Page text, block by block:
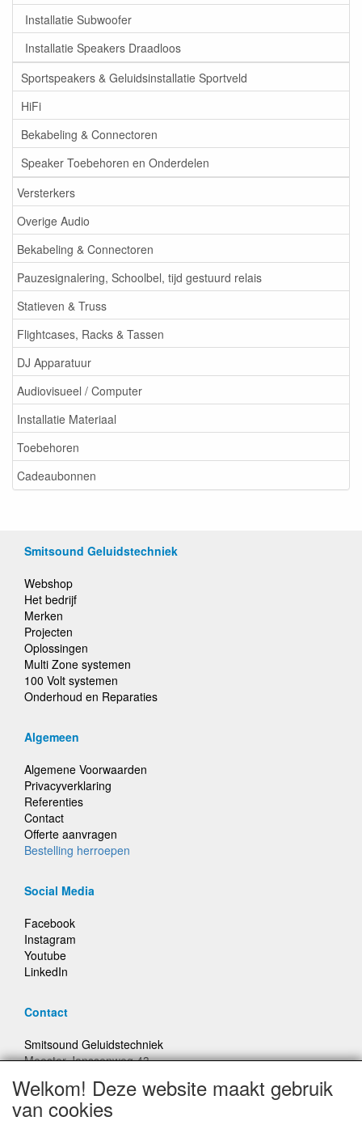
Installatie Subwoofer
Installatie Speakers Draadloos
Sportspeakers & Geluidsinstallatie Sportveld
HiFi
Bekabeling & Connectoren
Speaker Toebehoren en Onderdelen
Versterkers
Overige Audio
Bekabeling & Connectoren
Pauzesignalering, Schoolbel, tijd gestuurd relais
Statieven & Truss
Flightcases, Racks & Tassen
DJ Apparatuur
Audiovisueel / Computer
Installatie Materiaal
Toebehoren
Cadeaubonnen
Smitsound Geluidstechniek
Webshop
Het bedrijf
Merken
Projecten
Oplossingen
Multi Zone systemen
100 Volt systemen
Onderhoud en Reparaties
Algemeen
Algemene Voorwaarden
Privacyverklaring
Referenties
Contact
Offerte aanvragen
Bestelling herroepen
Social Media
Facebook
Instagram
Youtube
LinkedIn
Contact
Smitsound Geluidstechniek
Meester Janssenweg 43
E-mail: info@smitsound.nl
Telefoon: +31-(0)6-22256322
Welkom! Deze website maakt gebruik
van cookies